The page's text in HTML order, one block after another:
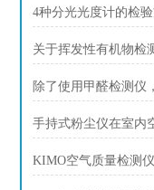
4种分光光度计的检
关于挥发性有机物检
除了使用甲醛检测仪
手持式粉尘仪在室内
KIMO空气质量检测